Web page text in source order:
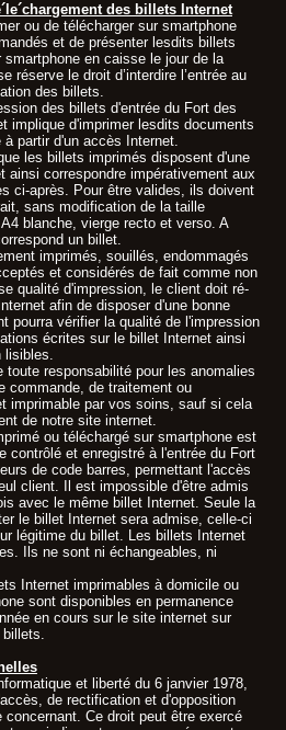
des billets Internet
ou de télécharger sur smartphone
et de présenter lesdits billets
en caisse le jour de la
réserve le droit d’interdire l’entrée au
des billets.
des billets d'entrée du Fort des
implique d'imprimer lesdits documents
partir d'un accès Internet.
les billets imprimés disposent d'une
ainsi correspondre impérativement aux
ci-après. Pour être valides, ils doivent
sans modification de la taille
blanche, vierge recto et verso. A
un billet.
imprimés, souillés, endommagés
et considérés de fait comme non
qualité d'impression, le client doit ré-
afin de disposer d'une bonne
pourra vérifier la qualité de l'impression
écrites sur le billet Internet ainsi
lisibles.
toute responsabilité pour les anomalies
commande, de traitement ou
imprimable par vos soins, sauf si cela
de notre site internet.
ou téléchargé sur smartphone est
contrôlé et enregistré à l'entrée du Fort
de code barres, permettant l'accès
client. Il est impossible d'être admis
avec le même billet Internet. Seule la
le billet Internet sera admise, celle-ci
légitime du billet. Les billets Internet
Ils ne sont ni échangeables, ni
Internet imprimables à domicile ou
sont disponibles en permanence
en cours sur le site internet sur
billets.
et liberté du 6 janvier 1978,
de rectification et d'opposition
Ce droit peut être exercé